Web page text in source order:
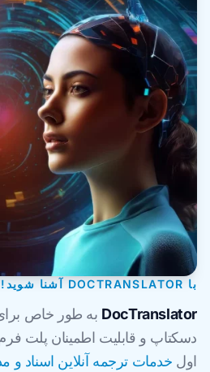
با DOCTRANSLATOR آشنا شوید!
DocTranslator به طور خاص
دسکتاپ و قابلیت اطمینان
اول خدمات ترجمه آنلاین اسناد و